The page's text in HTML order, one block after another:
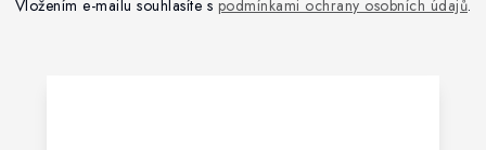
Vložením e-mailu souhlasíte s podmínkami ochrany osobních údajů.